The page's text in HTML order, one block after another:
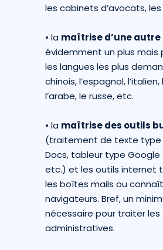
les cabinets d’avocats,
• la maîtrise d’une
évidemment un plus mais
les langues les plus
chinois, l’espagnol, l’italien,
l’arabe, le russe, etc.
• la maîtrise des outils
(traitement de texte type
Docs, tableur type Google
etc.) et les outils internet
les boîtes mails ou
navigateurs. Bref, un
nécessaire pour traiter
administratives.